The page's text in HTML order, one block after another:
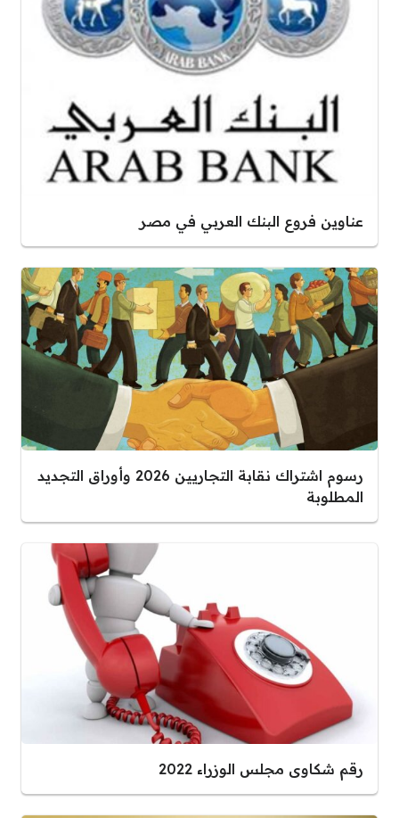
عناوين فروع البنك العربي في مصر
رسوم اشتراك نقابة التجاريين 2026 وأوراق التجديد
المطلوبة
رقم شكاوى مجلس الوزراء 2022